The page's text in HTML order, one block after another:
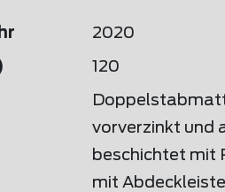
2020
120
vorverzinkt und
beschichtet mit
mit